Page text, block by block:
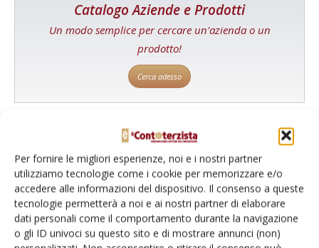
Per fornire le migliori esperienze, noi e i nostri partner
utilizziamo tecnologie come i cookie per memorizzare e/o
accedere alle informazioni del dispositivo. Il consenso a queste
tecnologie permetterà a noi e ai nostri partner di elaborare
dati personali come il comportamento durante la navigazione
o gli ID univoci su questo sito e di mostrare annunci (non)
Catalogo Aziende e Prodotti
Un modo semplice per cercare un'azienda o un
prodotto!
Cerca adesso
L'Esperto risponde
I consigli di Terra e Vita agli agricoltori
Cerca adesso